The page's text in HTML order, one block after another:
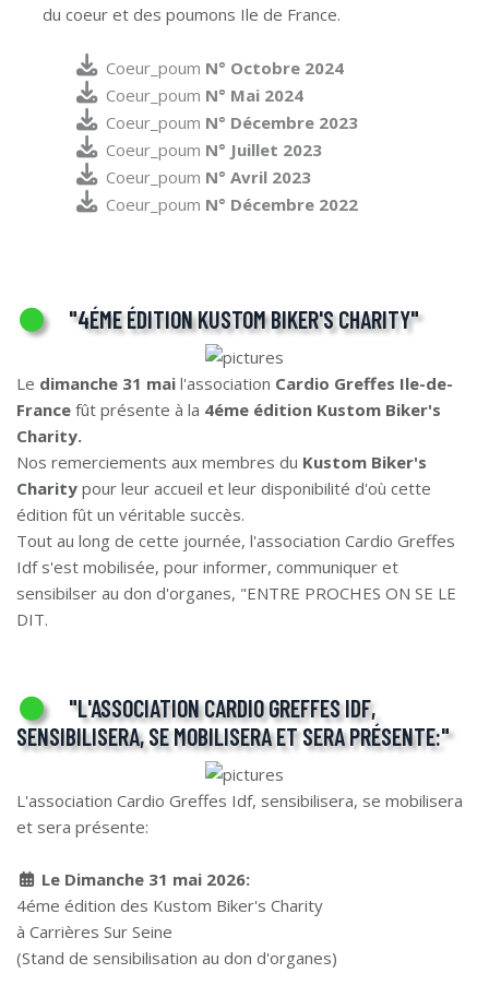
du coeur et des poumons Ile de France.
Coeur_poum N° Octobre 2024
Coeur_poum N° Mai 2024
Coeur_poum N° Décembre 2023
Coeur_poum N° Juillet 2023
Coeur_poum N° Avril 2023
Coeur_poum N° Décembre 2022
"4ÉME ÉDITION KUSTOM BIKER'S CHARITY"
Le dimanche 31 mai l'association Cardio Greffes Ile-de-
France fût présente à la 4éme édition Kustom Biker's
Charity.
Nos remerciements aux membres du Kustom Biker's
Charity pour leur accueil et leur disponibilité d'où cette
édition fût un véritable succès.
Tout au long de cette journée, l'association Cardio Greffes
Idf s'est mobilisée, pour informer, communiquer et
sensibilser au don d'organes, "ENTRE PROCHES ON SE LE
DIT.
"L'ASSOCIATION CARDIO GREFFES IDF,
SENSIBILISERA, SE MOBILISERA ET SERA PRÉSENTE:"
L'association Cardio Greffes Idf, sensibilisera, se mobilisera
et sera présente:
Le Dimanche 31 mai 2026:
4éme édition des Kustom Biker's Charity
à Carrières Sur Seine
(Stand de sensibilisation au don d'organes)